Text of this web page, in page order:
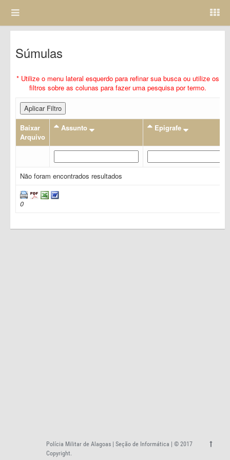
Súmulas
* Utilize o menu lateral esquerdo para refinar sua busca ou utilize os
filtros sobre as colunas para fazer uma pesquisa por termo.
Aplicar Filtro
Baixar
Arquivo
Assunto Epigrafe
Não foram encontrados resultados
0
Polícia Militar de Alagoas | Seção de Informática | © 2017
Copyright.